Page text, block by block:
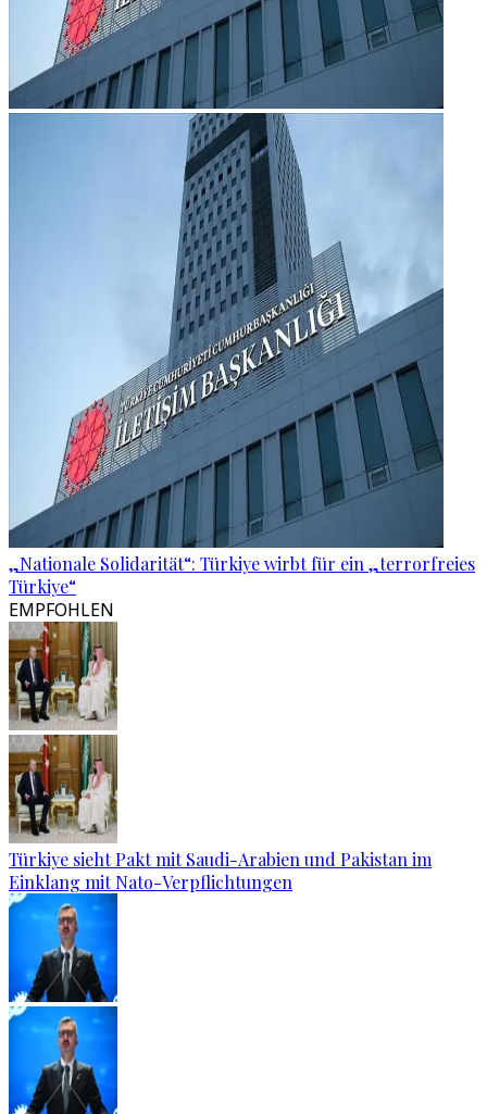
„Nationale Solidarität“: Türkiye wirbt für ein „terrorfreies
Türkiye“
EMPFOHLEN
Türkiye sieht Pakt mit Saudi-Arabien und Pakistan im
Einklang mit Nato-Verpflichtungen